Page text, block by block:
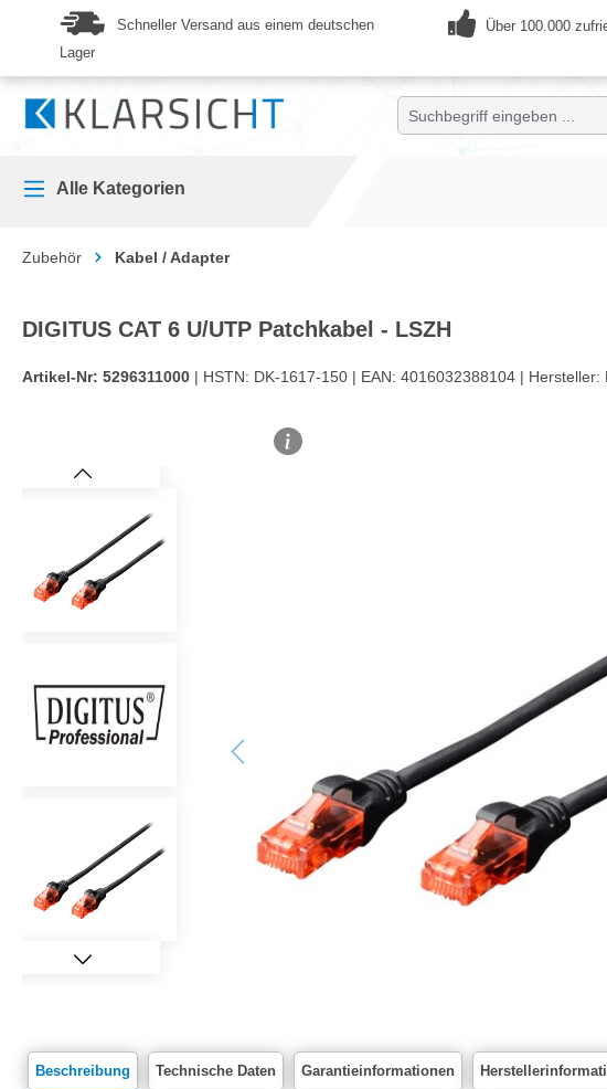
Zur Hauptnavigation springen
Schneller Versand aus einem deutschen
Lager
Über 100.000
Alle Kategorien
Zubehör Kabel / Adapter
DIGITUS CAT 6 U/UTP Patchkabel - LSZH
Artikel-Nr: 5296311000 | HSTN: DK-1617-150 | EAN: 4016032388104 | Hersteller:
Bildergalerie überspringen
Beschreibung Technische Daten Garantieinformationen